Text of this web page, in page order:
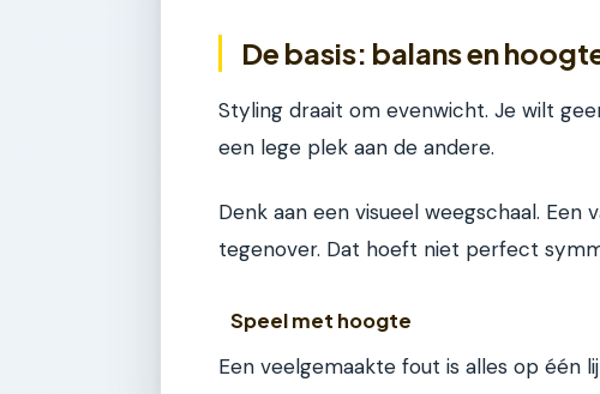
De basis: balans en
Styling draait om evenwicht. Je wilt
een lege plek aan de andere.
Denk aan een visueel weegschaal.
tegenover. Dat hoeft niet perfect
Speel met hoogte
Een veelgemaakte fout is alles op één